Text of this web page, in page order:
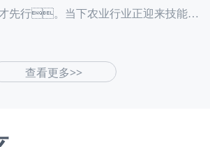
先行。当下农业行业正迎来技能持
的黄金窗口期，懂技术、有
续加码，市场需求井喷式爆
查看更多>>